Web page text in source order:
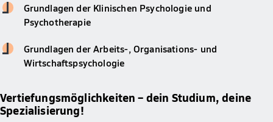
Grundlagen der Klinischen Psychologie und
Psychotherapie
Grundlagen der Arbeits-, Organisations- und
Wirtschaftspsychologie
Vertiefungsmöglichkeiten – dein Studium, deine
Spezialisierung!